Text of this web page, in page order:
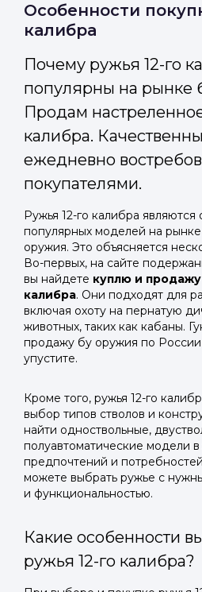
Особенности
калибра
Почему ружья 12-го
популярны на рынке
Продам
калибра.
ежедневно
покупателями.
Ружья 12-го калибра
популярных моделей на рынке
оружия. Это объясняется
Во-первых, на сайте
вы найдете куплю и
калибра. Они подходят для
включая охоту на пернатую
животных, таких как кабаны.
продажу бу оружия по
упустите.
Кроме того, ружья 12-го
выбор типов стволов и
найти одноствольные,
полуавтоматические модели
предпочтений и
можете выбрать ружье с
и функциональностью.
Какие особенности
ружья 12-го калибра?